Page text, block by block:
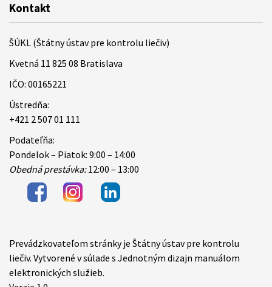
Kontakt
ŠÚKL (Štátny ústav pre kontrolu liečiv)
Kvetná 11 825 08 Bratislava
IČO: 00165221
Ústredňa:
+421 2 507 01 111
Podateľňa:
Pondelok – Piatok: 9:00 – 14:00
Obedná prestávka:12:00 – 13:00
Items
Prevádzkovateľom stránky je Štátny ústav pre kontrolu
liečiv. Vytvorené v súlade s Jednotným dizajn manuálom
elektronických služieb.